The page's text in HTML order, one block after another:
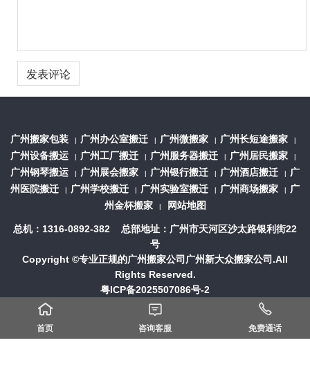
广州搬家包装 | 广州办公室搬迁 | 广州微搬家 | 广州长短途搬家 |
广州设备搬运 | 广州工厂搬迁 | 广州服务器搬迁 | 广州居民搬家 |
广州钢琴搬运 | 广州展会搬家 | 广州银行搬迁 | 广州酒店搬迁 |
广
州医院搬迁
| 广州学校搬迁 | 广州实验室搬迁 | 广州商场搬家 |
广
州金杯搬家
| 网站地图
总机：1316-0892-382 总部地址：广州市天河区沙太路银利街22
号
Copyright ©专业正规的广州搬家公司 广州新大众搬家公司.All
Rights Reserved.
粤ICP备2025507086号-2

首页

咨询客服

免费通话